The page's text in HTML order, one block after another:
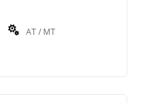
AT / MT